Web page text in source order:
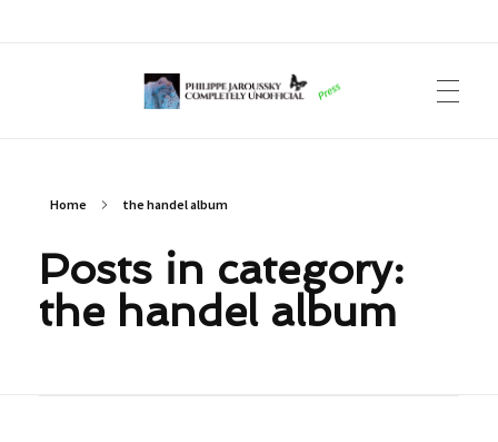
Home the handel album
Posts in category:
the handel album